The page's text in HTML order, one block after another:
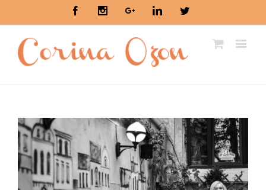
FacebookInstagramGoogle+LinkedinTwitter